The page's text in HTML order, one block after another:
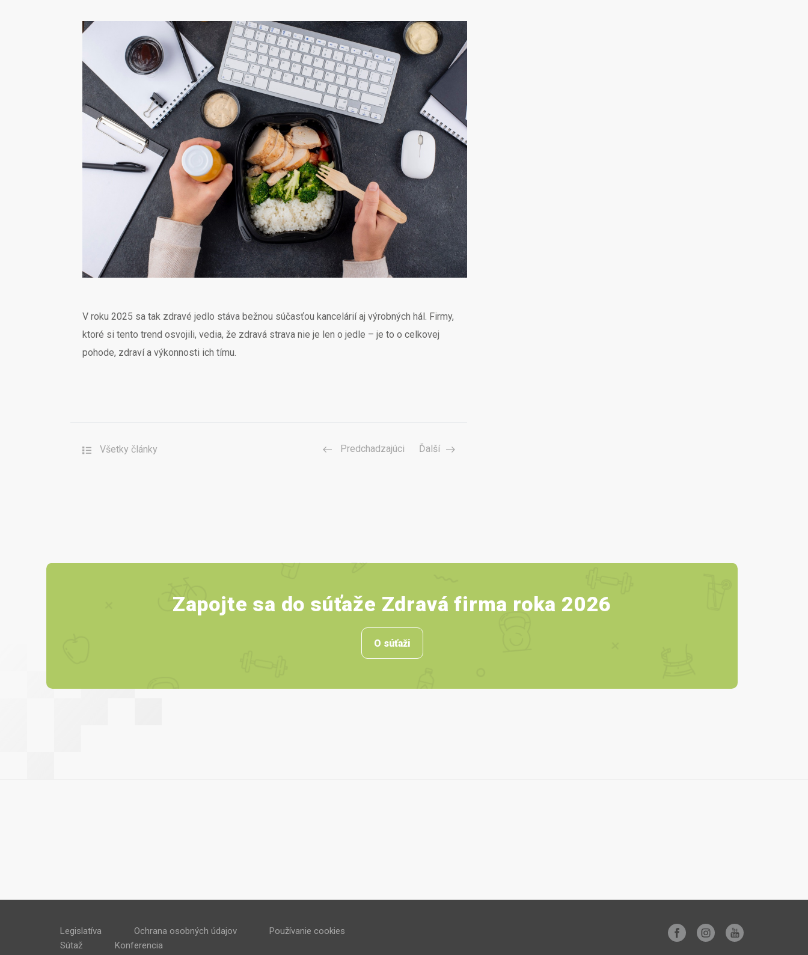
V roku 2025 sa tak zdravé jedlo stáva bežnou súčasťou kancelárií aj výrobných hál. Firmy,
ktoré si tento trend osvojili, vedia, že zdravá strava nie je len o jedle – je to o celkovej
pohode, zdraví a výkonnosti ich tímu.
Všetky články Predchadzajúci Ďalší
Zapojte sa do súťaže Zdravá firma roka 2026
O súťaži
Legislatíva Ochrana osobných údajov
Používanie cookies
Sútaž
Konferencia